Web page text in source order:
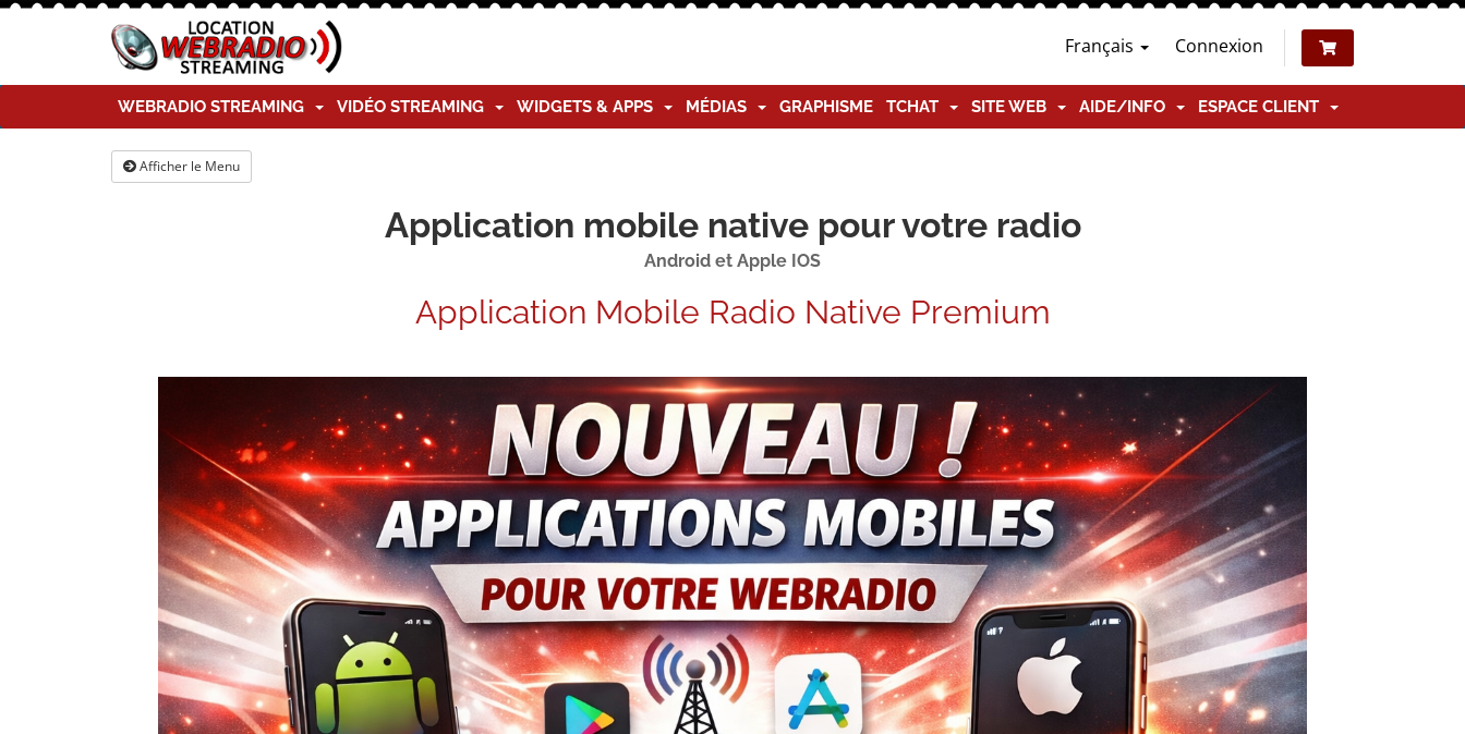
Français Connexion
WEBRADIO STREAMING VIDÉO STREAMING WIDGETS & APPS MÉDIAS GRAPHISME TCHAT SITE WEB AIDE/INFO ESPACE CLIENT
Afficher le Menu
Application mobile native pour votre radio
Android et Apple IOS
Application Mobile Radio Native Premium